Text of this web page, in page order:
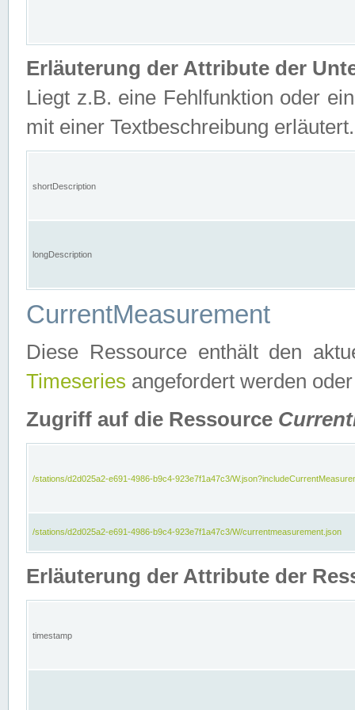
Erläuterung der Attribute der
Liegt z.B. eine Fehlfunktion oder
mit einer Textbeschreibung erläutert.
shortDescription
longDescription
CurrentMeasurement
Diese Ressource enthält den
Timeseries angefordert werden
Zugriff auf die Ressource
/stations/d2d025a2-e691-4986-b9c4-923e7f1a47c3/
/stations/d2d025a2-e691-4986-b9c4-923e7f1a47c3/W/currentmeasurement.json
Erläuterung der Attribute der
timestamp